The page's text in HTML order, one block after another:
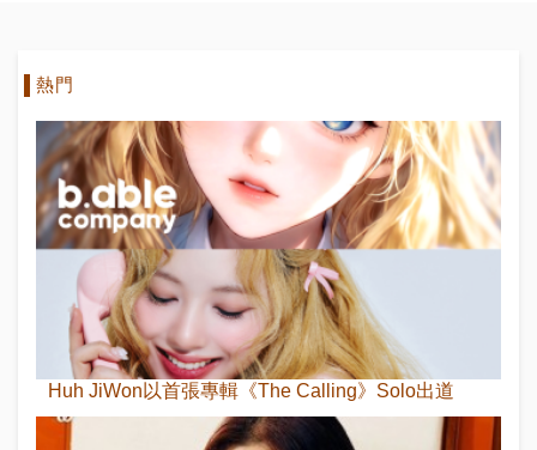
熱門
Huh JiWon以首張專輯《The Calling》Solo出道